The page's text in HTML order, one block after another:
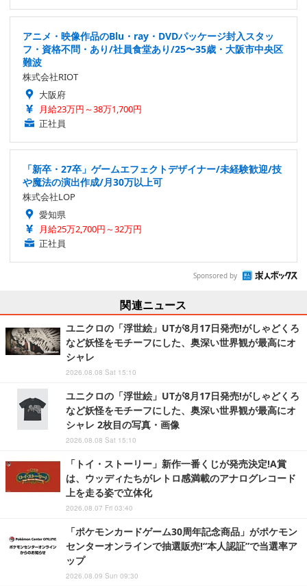
アニメ・映像作品のBlu・ray・DVDパッケージ封入スタッ
フ・資格不問・あり/社員食堂あり/25〜35歳・大阪市中央区
難波
株式会社RIOT
大阪府
月給23万円～38万1,700円
正社員
「新卒・27卒」ゲームエフェクトデザイナー/未経験歓迎/技
や魔法の演出作成/月30万以上可
株式会社LOP
愛知県
月給25万2,700円～32万円
正社員
Sponsored by
関連ニュース
ユニクロの「浮世絵」UTが8月17日発売!がしゃどくろ
など妖怪をモチーフにした、奥深い世界観が最高にオ
シャレ
2026.08.08 Sat 15:10
ユニクロの「浮世絵」UTが8月17日発売!がしゃどくろ
など妖怪をモチーフにした、奥深い世界観が最高にオ
シャレ 2枚目の写真・画像
2026.08.08 Sat 15:10
「トイ・ストーリー」新作一番くじが発売決定!A賞
は、ウッディたちがレトロ感満載のアナログレコード
上を走る姿で立体化
2026.08.07 Fri 03:40
「ポケモンカードゲーム30周年記念商品」がポケモン
センターオンラインで抽選販売!“本人認証”で当選率ア
ップ
2026.08.09 Sun 09:30